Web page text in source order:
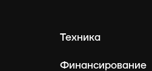
Техника
Финансирование